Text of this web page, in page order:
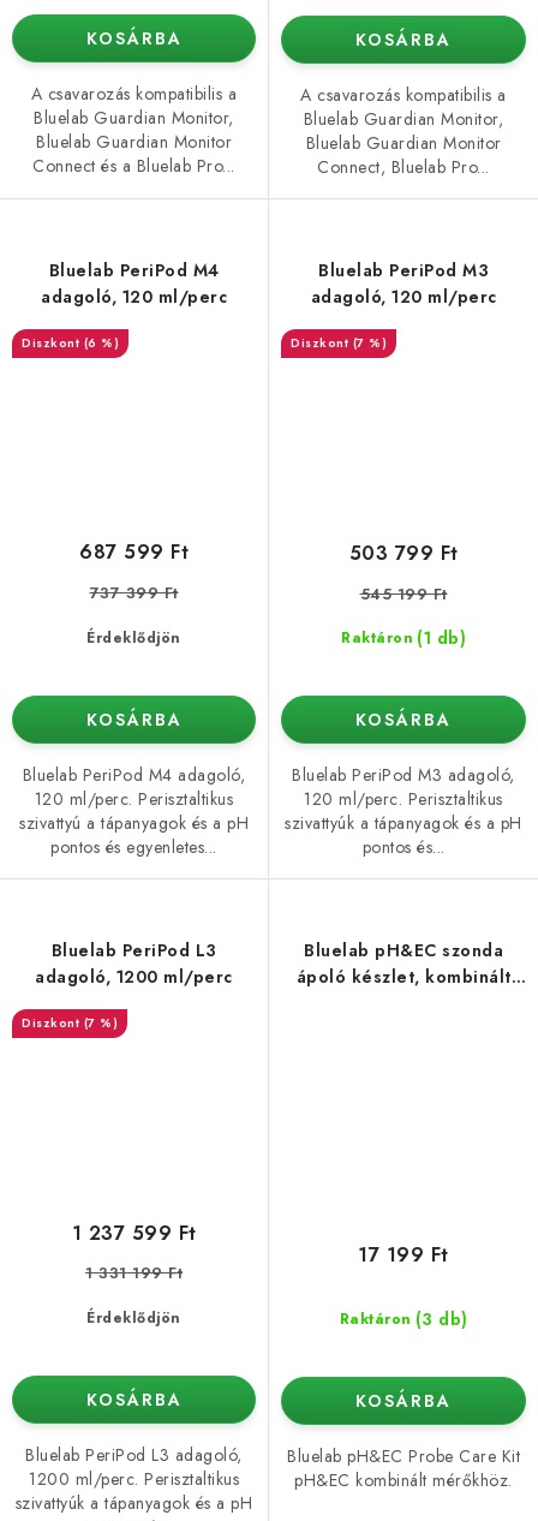
KOSÁRBA
A csavarozás kompatibilis a
Bluelab Guardian Monitor,
Bluelab Guardian Monitor
Connect és a Bluelab Pro...
KOSÁRBA
A csavarozás kompatibilis a
Bluelab Guardian Monitor,
Bluelab Guardian Monitor
Connect, Bluelab Pro...
Bluelab PeriPod M4
adagoló, 120 ml/perc
(6 %)
Érdeklődjön
687 599 Ft
737 399 Ft
KOSÁRBA
Bluelab PeriPod M4 adagoló,
120 ml/perc. Perisztaltikus
szivattyú a tápanyagok és a pH
pontos és egyenletes...
Bluelab PeriPod M3
adagoló, 120 ml/perc
(7 %)
Raktáron (1 db)
503 799 Ft
545 199 Ft
KOSÁRBA
Bluelab PeriPod M3 adagoló,
120 ml/perc. Perisztaltikus
szivattyúk a tápanyagok és a pH
pontos és...
Bluelab PeriPod L3
adagoló, 1200 ml/perc
(7 %)
Érdeklődjön
1 237 599 Ft
1 331 199 Ft
KOSÁRBA
Bluelab PeriPod L3 adagoló,
1200 ml/perc. Perisztaltikus
szivattyúk a tápanyagok és a pH
Bluelab pH&EC szonda
ápoló készlet, kombinált
Raktáron (3 db)
17 199 Ft
KOSÁRBA
Bluelab pH&EC Probe Care Kit
pH&EC kombinált mérőkhöz.